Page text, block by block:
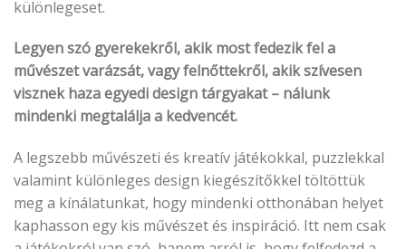
különlegeset.
Legyen szó gyerekekről, akik most fedezik fel a
művészet varázsát, vagy felnőttekről, akik szívesen
visznek haza egyedi design tárgyakat – nálunk
mindenki megtalálja a kedvencét.
A legszebb művészeti és kreatív játékokkal, puzzlekkal
valamint különleges design kiegészítőkkel töltöttük
meg a kínálatunkat, hogy mindenki otthonában helyet
kaphasson egy kis művészet és inspiráció. Itt nem csak